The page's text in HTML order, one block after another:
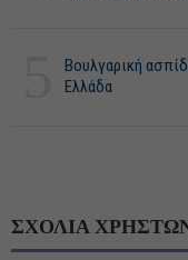
Βουλγαρική
Ελλάδα
ΣΧΟΛΙΑ